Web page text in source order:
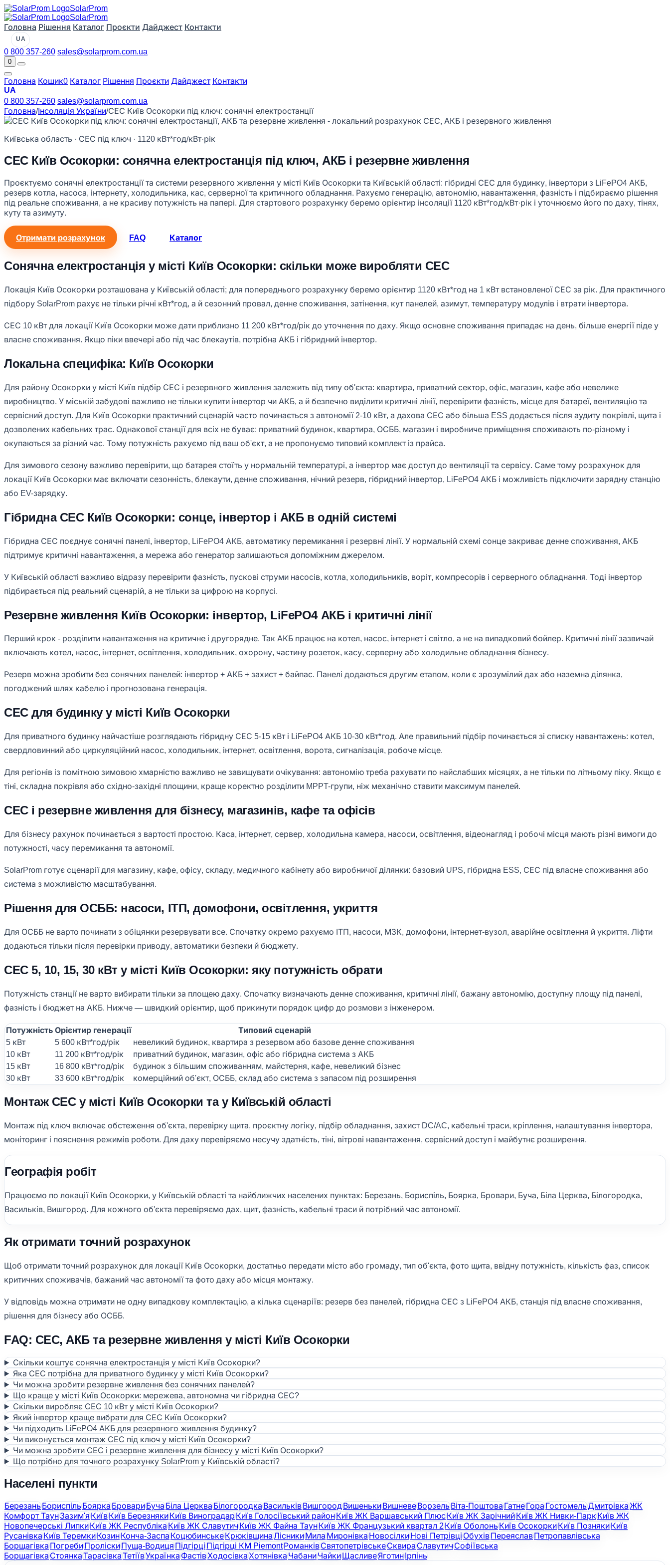
SolarProm
SolarProm
Головна Рішення Каталог Проєкти Дайджест Контакти
UA
0 800 357-260 sales@solarprom.com.ua
0
Головна Кошик0 Каталог Рішення Проєкти Дайджест Контакти
UA
0 800 357-260 sales@solarprom.com.ua
Головна/Інсоляція України/СЕС Київ Осокорки під ключ: сонячні електростанції
Київська область · СЕС під ключ · 1120 кВт*год/кВт·рік
СЕС Київ Осокорки: сонячна електростанція під ключ, АКБ і резервне живлення
Проєктуємо сонячні електростанції та системи резервного живлення у місті Київ Осокорки та Київській області: гібридні СЕС для будинку, інвертори з LiFePO4 АКБ,
резерв котла, насоса, інтернету, холодильника, кас, серверної та критичного обладнання. Рахуємо генерацію, автономію, навантаження, фазність і підбираємо рішення
під реальне споживання, а не красиву потужність на папері. Для стартового розрахунку беремо орієнтир інсоляції 1120 кВт*год/кВт·рік і уточнюємо його по даху, тінях,
куту та азимуту.
Отримати розрахунок FAQ Каталог
Сонячна електростанція у місті Київ Осокорки: скільки може виробляти СЕС
Локація Київ Осокорки розташована у Київській області; для попереднього розрахунку беремо орієнтир 1120 кВт*год на 1 кВт встановленої СЕС за рік. Для практичного
підбору SolarProm рахує не тільки річні кВт*год, а й сезонний провал, денне споживання, затінення, кут панелей, азимут, температуру модулів і втрати інвертора.
СЕС 10 кВт для локації Київ Осокорки може дати приблизно 11 200 кВт*год/рік до уточнення по даху. Якщо основне споживання припадає на день, більше енергії піде у
власне споживання. Якщо піки ввечері або під час блекаутів, потрібна АКБ і гібридний інвертор.
Локальна специфіка: Київ Осокорки
Для району Осокорки у місті Київ підбір СЕС і резервного живлення залежить від типу об'єкта: квартира, приватний сектор, офіс, магазин, кафе або невелике
виробництво. У міській забудові важливо не тільки купити інвертор чи АКБ, а й безпечно виділити критичні лінії, перевірити фазність, місце для батареї, вентиляцію та
сервісний доступ. Для Київ Осокорки практичний сценарій часто починається з автономії 2-10 кВт, а дахова СЕС або більша ESS додається після аудиту покрівлі, щита і
дозволених кабельних трас. Однакової станції для всіх не буває: приватний будинок, квартира, ОСББ, магазин і виробниче приміщення споживають по-різному і
окупаються за різний час. Тому потужність рахуємо під ваш об'єкт, а не пропонуємо типовий комплект із прайса.
Для зимового сезону важливо перевірити, що батарея стоїть у нормальній температурі, а інвертор має доступ до вентиляції та сервісу. Саме тому розрахунок для
локації Київ Осокорки має включати сезонність, блекаути, денне споживання, нічний резерв, гібридний інвертор, LiFePO4 АКБ і можливість підключити зарядну станцію
або EV-зарядку.
Гібридна СЕС Київ Осокорки: сонце, інвертор і АКБ в одній системі
Гібридна СЕС поєднує сонячні панелі, інвертор, LiFePO4 АКБ, автоматику перемикання і резервні лінії. У нормальній схемі сонце закриває денне споживання, АКБ
підтримує критичні навантаження, а мережа або генератор залишаються допоміжним джерелом.
У Київській області важливо відразу перевірити фазність, пускові струми насосів, котла, холодильників, воріт, компресорів і серверного обладнання. Тоді інвертор
підбирається під реальний сценарій, а не тільки за цифрою на корпусі.
Резервне живлення Київ Осокорки: інвертор, LiFePO4 АКБ і критичні лінії
Перший крок - розділити навантаження на критичне і другорядне. Так АКБ працює на котел, насос, інтернет і світло, а не на випадковий бойлер. Критичні лінії зазвичай
включають котел, насос, інтернет, освітлення, холодильник, охорону, частину розеток, касу, серверну або холодильне обладнання бізнесу.
Резерв можна зробити без сонячних панелей: інвертор + АКБ + захист + байпас. Панелі додаються другим етапом, коли є зрозумілий дах або наземна ділянка,
погоджений шлях кабелю і прогнозована генерація.
СЕС для будинку у місті Київ Осокорки
Для приватного будинку найчастіше розглядають гібридну СЕС 5-15 кВт і LiFePO4 АКБ 10-30 кВт*год. Але правильний підбір починається зі списку навантажень: котел,
свердловинний або циркуляційний насос, холодильник, інтернет, освітлення, ворота, сигналізація, робоче місце.
Для регіонів із помітною зимовою хмарністю важливо не завищувати очікування: автономію треба рахувати по найслабших місяцях, а не тільки по літньому піку. Якщо є
тіні, складна покрівля або східно-західні площини, краще коректно розділити MPPT-групи, ніж механічно ставити максимум панелей.
СЕС і резервне живлення для бізнесу, магазинів, кафе та офісів
Для бізнесу рахунок починається з вартості простою. Каса, інтернет, сервер, холодильна камера, насоси, освітлення, відеонагляд і робочі місця мають різні вимоги до
потужності, часу перемикання та автономії.
SolarProm готує сценарії для магазину, кафе, офісу, складу, медичного кабінету або виробничої ділянки: базовий UPS, гібридна ESS, СЕС під власне споживання або
система з можливістю масштабування.
Рішення для ОСББ: насоси, ІТП, домофони, освітлення, укриття
Для ОСББ не варто починати з обіцянки резервувати все. Спочатку окремо рахуємо ІТП, насоси, МЗК, домофони, інтернет-вузол, аварійне освітлення й укриття. Ліфти
додаються тільки після перевірки приводу, автоматики безпеки й бюджету.
СЕС 5, 10, 15, 30 кВт у місті Київ Осокорки: яку потужність обрати
Потужність станції не варто вибирати тільки за площею даху. Спочатку визначають денне споживання, критичні лінії, бажану автономію, доступну площу під панелі,
фазність і бюджет на АКБ. Нижче — швидкий орієнтир, щоб прикинути порядок цифр до розмови з інженером.
Потужність Орієнтир генерації
Типовий сценарій
5 кВт
5 600 кВт*год/рік
невеликий будинок, квартира з резервом або базове денне споживання
10 кВт
11 200 кВт*год/рік
приватний будинок, магазин, офіс або гібридна система з АКБ
15 кВт
16 800 кВт*год/рік
будинок з більшим споживанням, майстерня, кафе, невеликий бізнес
30 кВт
33 600 кВт*год/рік комерційний об'єкт, ОСББ, склад або система з запасом під розширення
Монтаж СЕС у місті Київ Осокорки та у Київській області
Монтаж під ключ включає обстеження об'єкта, перевірку щита, проєктну логіку, підбір обладнання, захист DC/AC, кабельні траси, кріплення, налаштування інвертора,
моніторинг і пояснення режимів роботи. Для даху перевіряємо несучу здатність, тіні, вітрові навантаження, сервісний доступ і майбутнє розширення.
Географія робіт
Працюємо по локації Київ Осокорки, у Київській області та найближчих населених пунктах: Березань, Бориспіль, Боярка, Бровари, Буча, Біла Церква, Білогородка,
Васильків, Вишгород. Для кожного об'єкта перевіряємо дах, щит, фазність, кабельні траси й потрібний час автономії.
Як отримати точний розрахунок
Щоб отримати точний розрахунок для локації Київ Осокорки, достатньо передати місто або громаду, тип об'єкта, фото щита, ввідну потужність, кількість фаз, список
критичних споживачів, бажаний час автономії та фото даху або місця монтажу.
У відповідь можна отримати не одну випадкову комплектацію, а кілька сценаріїв: резерв без панелей, гібридна СЕС з LiFePO4 АКБ, станція під власне споживання,
рішення для бізнесу або ОСББ.
FAQ: СЕС, АКБ та резервне живлення у місті Київ Осокорки
Скільки коштує сонячна електростанція у місті Київ Осокорки?
Яка СЕС потрібна для приватного будинку у місті Київ Осокорки?
Чи можна зробити резервне живлення без сонячних панелей?
Що краще у місті Київ Осокорки: мережева, автономна чи гібридна СЕС?
Скільки виробляє СЕС 10 кВт у місті Київ Осокорки?
Який інвертор краще вибрати для СЕС Київ Осокорки?
Чи підходить LiFePO4 АКБ для резервного живлення будинку?
Чи виконується монтаж СЕС під ключ у місті Київ Осокорки?
Чи можна зробити СЕС і резервне живлення для бізнесу у місті Київ Осокорки?
Що потрібно для точного розрахунку SolarProm у Київській області?
Населені пункти
БерезаньБориспільБоярка БровариБуча Біла Церква Білогородка ВасильківВишгородВишенькиВишневеВорзельВіта-Поштова ГатнеГора ГостомельДмитрівкаЖК
Комфорт ТаунЗазим'я КиївКиїв БерезнякиКиїв Виноградар Київ Голосіївський районКиїв ЖК Варшавський ПлюсКиїв ЖК ЗарічнийКиїв ЖК Нивки-ПаркКиїв ЖК
Новопечерські ЛипкиКиїв ЖК Республіка Київ ЖК Славутич Київ ЖК Файна ТаунКиїв ЖК Французький квартал 2Київ ОболоньКиїв ОсокоркиКиїв ПознякиКиїв
РусанівкаКиїв ТеремкиКозинКонча-Заспа КоцюбинськеКрюківщинаЛісникиМила Миронівка НовосілкиНові Петрівці ОбухівПереяславПетропавлівська
БорщагівкаПогребиПроліскиПуща-Водиця Підгірці Підгірці КМ PiemontРоманківСвятопетрівськеСквира Славутич Софіївська
БорщагівкаСтоянкаТарасівкаТетіївУкраїнка ФастівХодосівка Хотянівка ЧабаниЧайкиЩасливеЯготинІрпінь